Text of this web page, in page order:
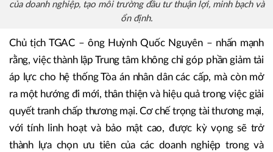
của doanh nghiệp, tạo môi trường đầu tư thuận lợi, minh bạch và
ổn định.
Chủ tịch TGAC – ông Huỳnh Quốc Nguyên – nhấn mạnh
rằng, việc thành lập Trung tâm không chỉ góp phần giảm tải
áp lực cho hệ thống Tòa án nhân dân các cấp, mà còn mở
ra một hướng đi mới, thân thiện và hiệu quả trong việc giải
quyết tranh chấp thương mại. Cơ chế trọng tài thương mại,
với tính linh hoạt và bảo mật cao, được kỳ vọng sẽ trở
thành lựa chọn ưu tiên của các doanh nghiệp trong và